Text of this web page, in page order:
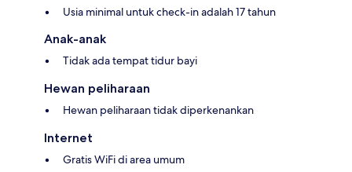
Usia minimal untuk check-in adalah 17 tahun
Anak-anak
Tidak ada tempat tidur bayi
Hewan peliharaan
Hewan peliharaan tidak diperkenankan
Internet
Gratis WiFi di area umum